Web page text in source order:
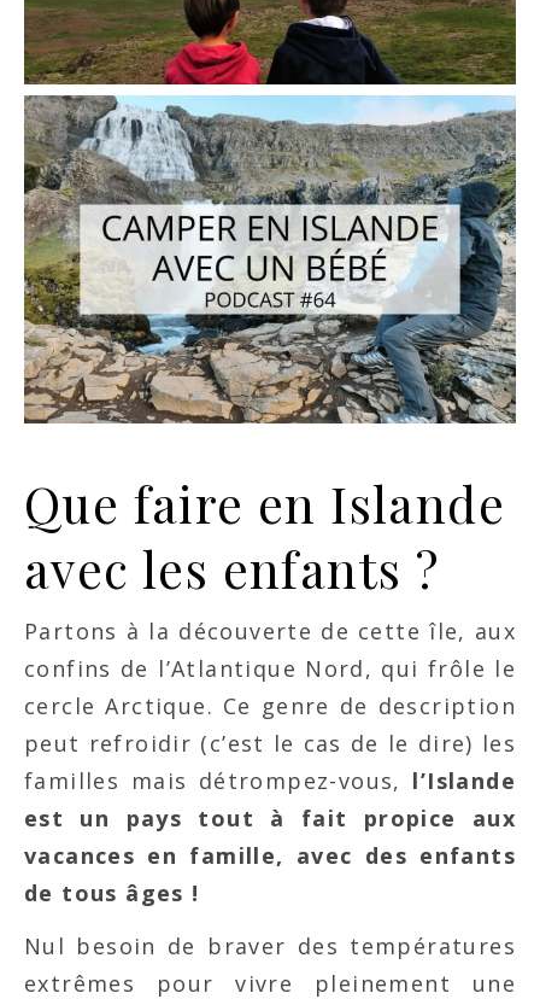
Que faire en Islande
avec les enfants ?
Partons à la découverte de cette île, aux
confins de l’Atlantique Nord, qui frôle le
cercle Arctique. Ce genre de description
peut refroidir (c’est le cas de le dire) les
familles mais détrompez-vous, l’Islande
est un pays tout à fait propice aux
vacances en famille, avec des enfants
de tous âges !
Nul besoin de braver des températures
extrêmes pour vivre pleinement une